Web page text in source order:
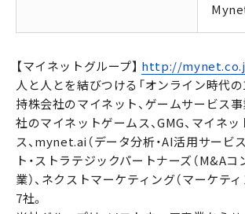
【マイネットグループ】 http://
人と人とを結びつける「オンライン時代の
持株会社のマイネット、ゲームサービス
社のマイネットゲームス、GMG、マイネ
ス、mynet.ai（データ分析・AI活用サービ
ト・ストラテジックパートナーズ（M&A
業）、ネクストマーケティング（マーケテ
7社。